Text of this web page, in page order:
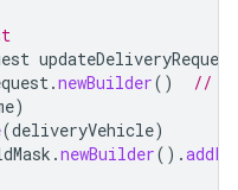
updateDeliveryRequest
.newBuilder()
//
)
(deliveryVehicle)
.newBuilder().